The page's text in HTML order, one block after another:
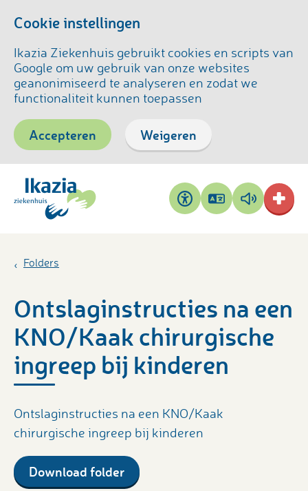
Cookie instellingen
Ikazia Ziekenhuis gebruikt cookies en scripts van
Google om uw gebruik van onze websites
geanonimiseerd te analyseren en zodat we
functionaliteit kunnen toepassen
Accepteren Weigeren
Toegankelijkheid
Pagina
vertalen
Pagina
voorlezen
Folders
Ontslaginstructies na een
KNO/Kaak chirurgische
ingreep bij kinderen
Ontslaginstructies na een KNO/Kaak
chirurgische ingreep bij kinderen
Download folder